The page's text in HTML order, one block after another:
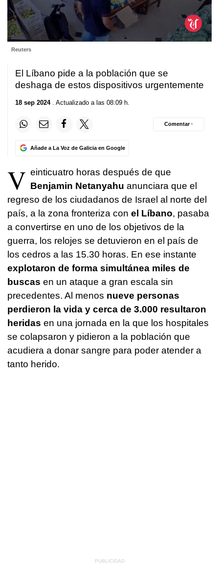
seconds
seconds
Reuters
El Líbano pide a la población que se
deshaga de estos dispositivos urgentemente
18 sep 2024. Actualizado a las 08:09 h.
Añade a La Voz de Galicia en Google
Comentar ·
V einticuatro horas después de que
Benjamin Netanyahu anunciara que el
regreso de los ciudadanos de Israel al norte del
país, a la zona fronteriza con el Líbano, pasaba
a convertirse en uno de los objetivos de la
guerra, los relojes se detuvieron en el país de
los cedros a las 15.30 horas. En ese instante
explotaron de forma simultánea miles de
buscas en un ataque a gran escala sin
precedentes. Al menos nueve personas
perdieron la vida y cerca de 3.000 resultaron
heridas en una jornada en la que los hospitales
se colapsaron y pidieron a la población que
acudiera a donar sangre para poder atender a
tanto herido.